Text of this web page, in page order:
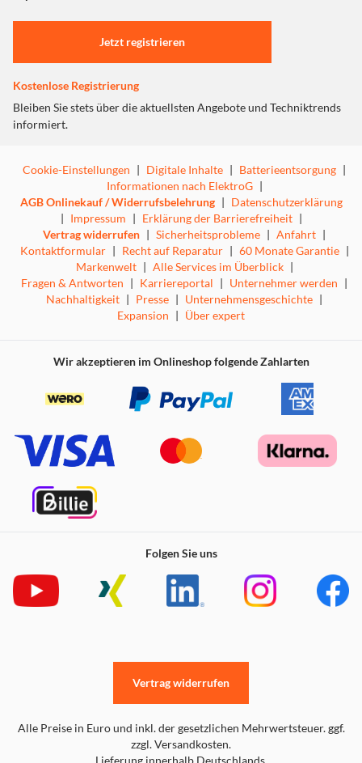
Einstellungen anpassen
Jetzt registrieren
Kostenlose Registrierung
Bleiben Sie stets über die aktuellsten Angebote und Techniktrends
informiert.
Cookie-Einstellungen | Digitale Inhalte | Batterieentsorgung |
Informationen nach ElektroG |
AGB Onlinekauf / Widerrufsbelehrung | Datenschutzerklärung
| Impressum | Erklärung der Barrierefreiheit |
Vertrag widerrufen | Sicherheitsprobleme | Anfahrt |
Kontaktformular | Recht auf Reparatur | 60 Monate Garantie |
Markenwelt | Alle Services im Überblick |
Fragen & Antworten | Karriereportal | Unternehmer werden |
Nachhaltigkeit | Presse | Unternehmensgeschichte |
Expansion | Über expert
Wir akzeptieren im Onlineshop folgende Zahlarten
Folgen Sie uns
Alle Preise in Euro und inkl. der gesetzlichen Mehrwertsteuer. ggf.
zzgl. Versandkosten.
Lieferung innerhalb Deutschlands.
Vertrag widerrufen